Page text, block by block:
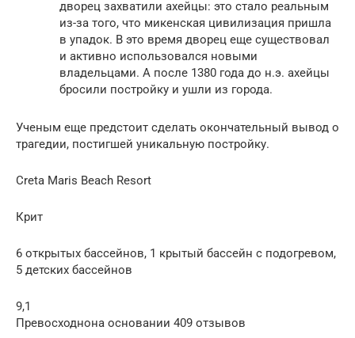
дворец захватили ахейцы: это стало реальным
из-за того, что микенская цивилизация пришла
в упадок. В это время дворец еще существовал
и активно использовался новыми
владельцами. А после 1380 года до н.э. ахейцы
бросили постройку и ушли из города.
Ученым еще предстоит сделать окончательный вывод о
трагедии, постигшей уникальную постройку.
Creta Maris Beach Resort
Крит
6 открытых бассейнов, 1 крытый бассейн с подогревом,
5 детских бассейнов
9,1
Превосходнона основании 409 отзывов